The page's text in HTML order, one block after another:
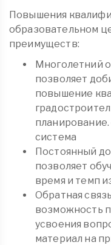
Повышения
образовательном
преимуществ:
Многолетний
позволяет
повышение
система
Постоянный
позволяет
время и темп
Обратная
возможность
усвоения
материал на